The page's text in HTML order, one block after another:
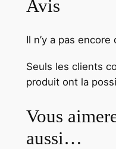
Avis
Il n’y a pas encore
Seuls les clients
produit ont la
Vous
aussi…